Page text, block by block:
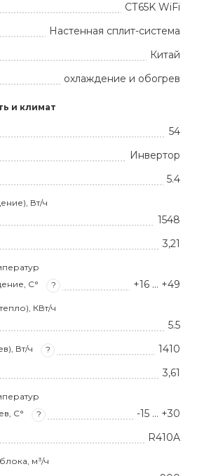
СТ65K WiFi
Настенная сплит-система
Китай
охлаждение и обогрев
и климат
54
Инвертор
5.4
Вт/ч
1548
3,21
С°
? +16 … +49
КВт/ч
5.5
Вт/ч ? 1410
3,61
С°
? -15 … +30
R410A
м³/ч